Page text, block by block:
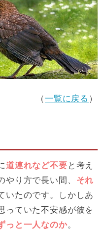
（一覧に戻る ）
道連れなど不要 と考え
やり方で長い間、 それ
いたのです。しかしあ
っていた不安感が彼を
っと一人なのか。